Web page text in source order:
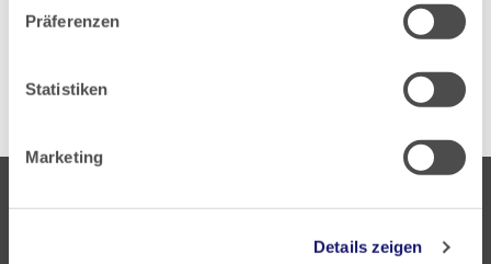
Präferenzen
Statistiken
Marketing
Details zeigen